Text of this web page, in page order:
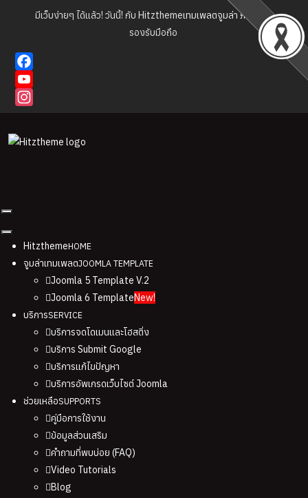
มีเว็บง่ายๆ ได้แล้ว! วันนี้! กับ Hitzthemeเทมเพลตจูมล่าภาษาไทย
รองรับมือถือ
HitzthemeHOME
จูมล่าเทมเพลตJOOMLA TEMPLATE
Joomla 5 Template V.2
Joomla 6 TemplateNew!
บริการSERVICE
บริการจดโดเมนและโฮสติ่ง
บริการ Submit Google
บริการแก้ไขปัญหา
บริการอัพเกรดเว็บไซต์ Joomla
ช่วยเหลือSUPPORTS
คู่มือการใช้งาน
ข้อมูลส่วนเสริม
คำถามที่พบบ่อย (FAQ)
Video Tutorials
Blog